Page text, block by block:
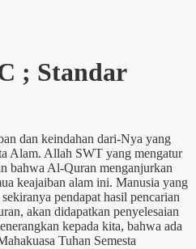
; Standar
dan keindahan dari-Nya yang
Alam. Allah SWT yang mengatur
bahwa Al-Quran menganjurkan
keajaiban alam ini. Manusia yang
pendapat hasil pencarian
akan didapatkan penyelesaian
kepada kita, bahwa ada
Tuhan Semesta